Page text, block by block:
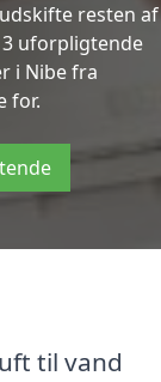
resten af
uforpligtende
i Nibe fra
for.
til vand